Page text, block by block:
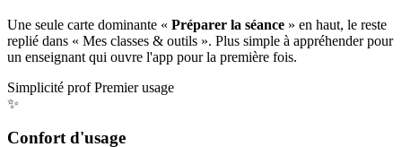
Une seule carte dominante « Préparer la séance » en haut, le reste
replié dans « Mes classes & outils ». Plus simple à appréhender pour
un enseignant qui ouvre l'app pour la première fois.
Simplicité prof Premier usage
✨
Confort d'usage